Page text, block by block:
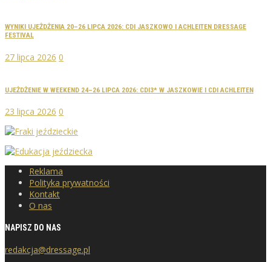
WYNIKI UJEŻDŻENIA 20–26 LIPCA 2026: CDI JASZKOWO I ACHLEITEN DRESSAGE
FESTIVAL
27 lipca 2026 0
UJEŻDŻENIE W WEEKEND 24–26 LIPCA 2026: CDI3* W JASZKOWIE I CDI ACHLEITEN
23 lipca 2026 0
Reklama
Polityka prywatności
Kontakt
O nas
NAPISZ DO NAS
redakcja@dressage.pl